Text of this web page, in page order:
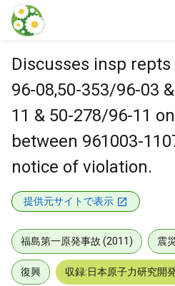
本文に飛ぶ
Discusses insp
96-08,50-353/96-03
11 & 50-278/96-11
between 961003-
notice of violation.
提供元サイトで表示
福島第一原発事故 (2011) 震
復興 収録:日本原子力研究開